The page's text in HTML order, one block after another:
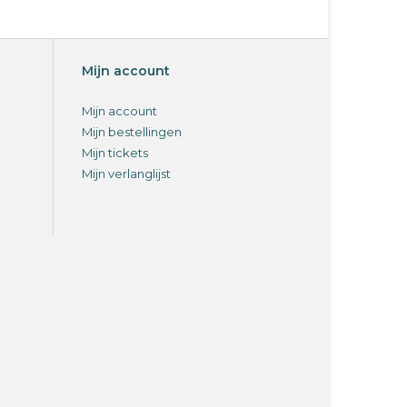
Mijn account
Mijn account
Mijn bestellingen
Mijn tickets
Mijn verlanglijst